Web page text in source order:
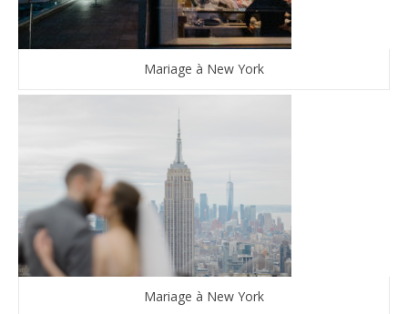
Mariage à New York
Mariage à New York